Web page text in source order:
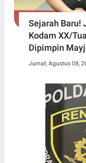
Sejarah Baru!
Kodam XX/
Dipimpin
Jumat, Agustus 08,